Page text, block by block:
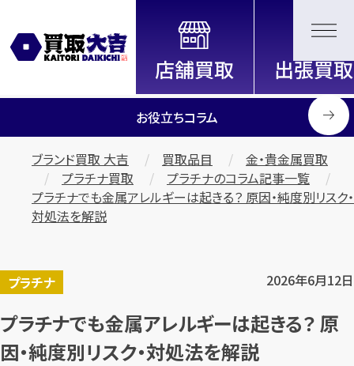
全国2000店舗以上展開中！
信頼と実績の買取専門店「買取大
吉」
お役立ちコラム
ブランド買取 大吉 買取品目
金・貴金属買取
プラチナ買取
プラチナのコラム記事一覧
プラチナでも金属アレルギーは起きる？ 原因・純度別リスク・
対処法を解説
プラチナ 2026年6月12日
プラチナでも金属アレルギーは起きる？ 原
因・純度別リスク・対処法を解説